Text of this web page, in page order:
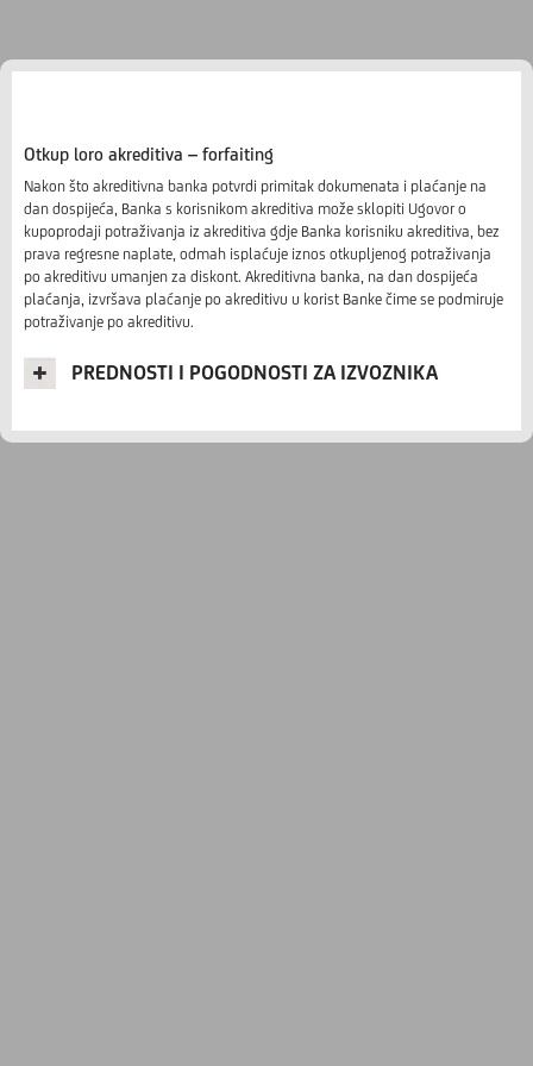
Otkup loro akreditiva – forfaiting
Nakon što akreditivna banka potvrdi primitak dokumenata i plaćanje na
dan dospijeća, Banka s korisnikom akreditiva može sklopiti Ugovor o
kupoprodaji potraživanja iz akreditiva gdje Banka korisniku akreditiva, bez
prava regresne naplate, odmah isplaćuje iznos otkupljenog potraživanja
po akreditivu umanjen za diskont. Akreditivna banka, na dan dospijeća
plaćanja, izvršava plaćanje po akreditivu u korist Banke čime se podmiruje
potraživanje po akreditivu.
PREDNOSTI I POGODNOSTI ZA IZVOZNIKA